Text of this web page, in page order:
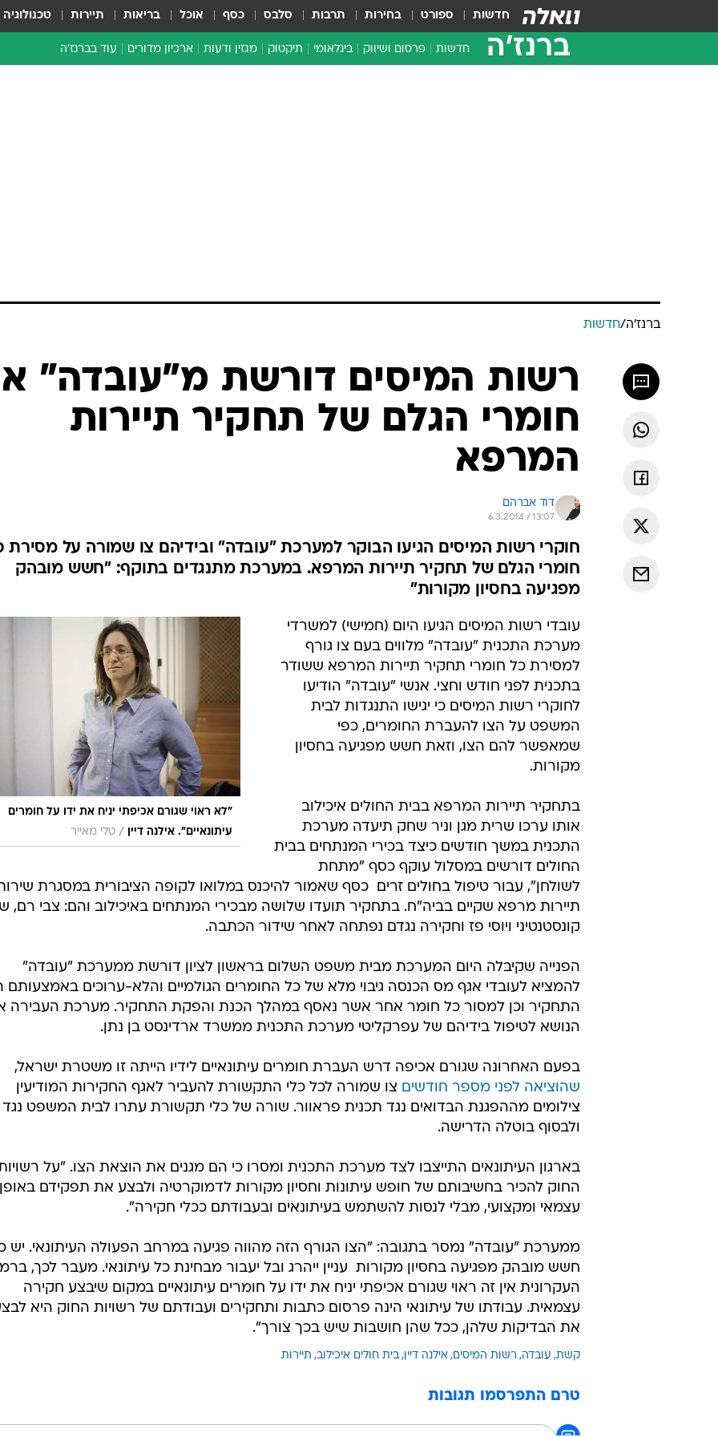
חדשות ספורט בחירות תרבות סלבס כסף אוכל בריאות תיירות טכנולוגיה
ברנז'ה חדשות פרסום ושיווק בינלאומי תיקטוק מגזין ודעות ארכיון מדורים עוד בברנז'ה
ברנז'ה/חדשות
רשות המיסים דורשת מ"עובדה"
חומרי הגלם של תחקיר תיירות
המרפא
דוד אברהם
6.3.2014 / 13:07
חוקרי רשות המיסים הגיעו הבוקר למערכת "עובדה" ובידיהם צו שמורה על מסירת
חומרי הגלם של תחקיר תיירות המרפא. במערכת מתנגדים בתוקף: "חשש מובהק
מפגיעה בחסיון מקורות"
"לא ראוי שגורם אכיפתי יניח את ידו על חומרים
עיתונאיים". אילנה דיין
/ טלי מאייר
עובדי רשות המיסים הגיעו היום (חמישי) למשרדי
מערכת התכנית "עובדה" מלווים בעם צו גורף
למסירת כל חומרי תחקיר תיירות המרפא ששודר
בתכנית לפני חודש וחצי. אנשי "עובדה" הודיעו
לחוקרי רשות המיסים כי יגישו התנגדות לבית
המשפט על הצו להעברת החומרים, כפי
שמאפשר להם הצו, וזאת חשש מפגיעה בחסיון
מקורות.
בתחקיר תיירות המרפא בבית החולים איכילוב
אותו ערכו שרית מגן וניר שחק תיעדה מערכת
התכנית במשך חודשים כיצד בכירי המנתחים בבית
החולים דורשים במסלול עוקף כסף "מתחת
לשולחן", עבור טיפול בחולים זרים  כסף שאמור להיכנס במלואו לקופה הציבורית במסגרת
תיירות מרפא שקיים בביה"ח. בתחקיר תועדו שלושה מבכירי המנתחים באיכילוב והם: צבי רם,
קונסטנטיני ויוסי פז וחקירה נגדם נפתחה לאחר שידור הכתבה.
הפנייה שקיבלה היום המערכת מבית משפט השלום בראשון לציון דורשת ממערכת "עובדה"
להמציא לעובדי אגף מס הכנסה גיבוי מלא של כל החומרים הגולמיים והלא-ערוכים באמצעותם
התחקיר וכן למסור כל חומר אחר אשר נאסף במהלך הכנת והפקת התחקיר. מערכת העבירה
הנושא לטיפול בידיהם של עפרקליטי מערכת התכנית ממשרד ארדינסט בן נתן.
בפעם האחרונה שגורם אכיפה דרש העברת חומרים עיתונאיים לידיו הייתה זו משטרת ישראל,
שהוציאה לפני מספר חודשים צו שמורה לכל כלי התקשורת להעביר לאגף החקירות המודיעין
צילומים מההפגנת הבדואים נגד תכנית פראוור. שורה של כלי תקשורת עתרו לבית המשפט נגד
ולבסוף בוטלה הדרישה.
בארגון העיתונאים התייצבו לצד מערכת התכנית ומסרו כי הם מגנים את הוצאת הצו. "על
החוק להכיר בחשיבותם של חופש עיתונות וחסיון מקורות לדמוקרטיה ולבצע את תפקידם באופן
עצמאי ומקצועי, מבלי לנסות להשתמש בעיתונאים ובעבודתם ככלי חקירה".
ממערכת "עובדה" נמסר בתגובה: "הצו הגורף הזה מהווה פגיעה במרחב הפעולה העיתונאי. יש
חשש מובהק מפגיעה בחסיון מקורות  עניין ייהרג ובל יעבור מבחינת כל עיתונאי. מעבר לכך,
העקרונית אין זה ראוי שגורם אכיפתי יניח את ידו על חומרים עיתונאיים במקום שיבצע חקירה
עצמאית. עבודתו של עיתונאי הינה פרסום כתבות ותחקירים ועבודתם של רשויות החוק היא
את הבדיקות שלהן, ככל שהן חושבות שיש בכך צורך".
קשת עובדה רשות המיסים אילנה דיין בית חולים איכילוב תיירות
טרם התפרסמו תגובות